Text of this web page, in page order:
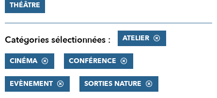
THÉÂTRE
Catégories sélectionnées : ATELIER
CINÉMA CONFÉRENCE
EVÈNEMENT SORTIES NATURE